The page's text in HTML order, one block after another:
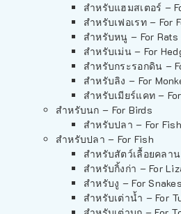
สำหรับแฮมสเตอร์ –
สำหรับเฟอเรท – For
สำหรับหนู – For Rats
สำหรับเม่น – For
สำหรับกระรอกดิน –
สำหรับลิง – For
สำหรับเมียร์แคท –
สำหรับนก – For Birds
สำหรับปลา – For Fish
สำหรับปลา – For Fish
สำหรับสัตว์เลื้อยคลา
สำหรับกิ้งก่า – For
สำหรับงู – For Snakes
สำหรับเต่าน้ำ – For